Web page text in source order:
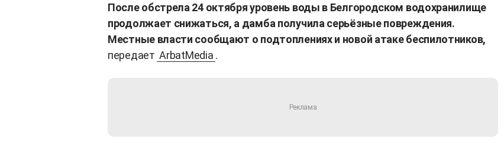
После обстрела 24 октября уровень воды в Белгородском водохранилище
продолжает снижаться, а дамба получила серьёзные повреждения.
Местные власти сообщают о подтоплениях и новой атаке беспилотников,
передает ArbatMedia .